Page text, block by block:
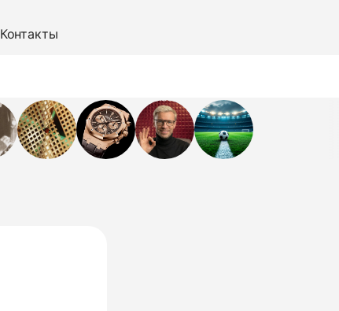
Контакты